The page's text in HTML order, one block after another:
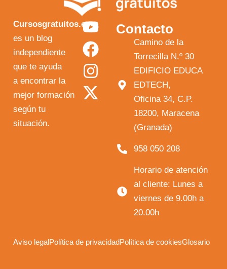
Cursosgratuitos.es
es un blog
independiente
que te ayuda
a encontrar la
mejor formación
según tu
situación.
Y
o
u
t
u
F
a
c
e
b
I
n
s
t
a
X
-
t
w
i
Contacto
Camino de la
Torrecilla N.º 30
EDIFICIO EDUCA
EDTECH,
Oficina 34, C.P.
18200, Maracena
(Granada)
958 050 208
Horario de atención
al cliente: Lunes a
viernes de 9.00h a
20.00h
Aviso legalPolítica de privacidadPolítica de cookiesGlosario